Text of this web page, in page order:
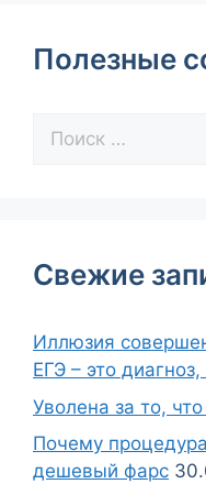
Полезные
Свежие
Иллюзия
ЕГЭ – это
Уволена за то,
Почему
дешевый фарс